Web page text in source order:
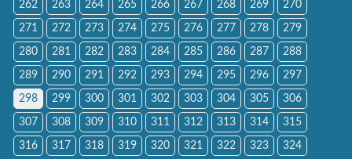
262 263 264 265 266 267 268 269 270
271 272 273 274 275 276 277 278 279
280 281 282 283 284 285 286 287 288
289 290 291 292 293 294 295 296 297
298 299 300 301 302 303 304 305 306
307 308 309 310 311 312 313 314 315
316 317 318 319 320 321 322 323 324